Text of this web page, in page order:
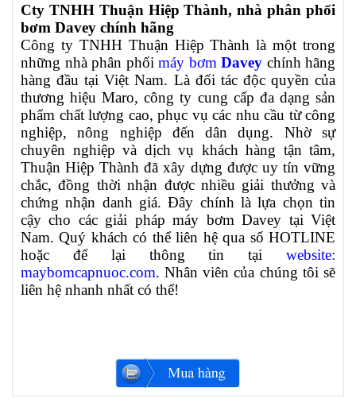
Cty TNHH Thuận Hiệp Thành, nhà phân phối
bơm Davey chính hãng
Công ty TNHH Thuận Hiệp Thành là một trong
những nhà phân phối máy bơm Davey chính hãng
hàng đầu tại Việt Nam. Là đối tác độc quyền của
thương hiệu Maro, công ty cung cấp đa dạng sản
phẩm chất lượng cao, phục vụ các nhu cầu từ công
nghiệp, nông nghiệp đến dân dụng. Nhờ sự
chuyên nghiệp và dịch vụ khách hàng tận tâm,
Thuận Hiệp Thành đã xây dựng được uy tín vững
chắc, đồng thời nhận được nhiều giải thưởng và
chứng nhận danh giá. Đây chính là lựa chọn tin
cậy cho các giải pháp máy bơm Davey tại Việt
Nam. Quý khách có thể liên hệ qua số HOTLINE
hoặc để lại thông tin tại website:
maybomcapnuoc.com. Nhân viên của chúng tôi sẽ
liên hệ nhanh nhất có thể!